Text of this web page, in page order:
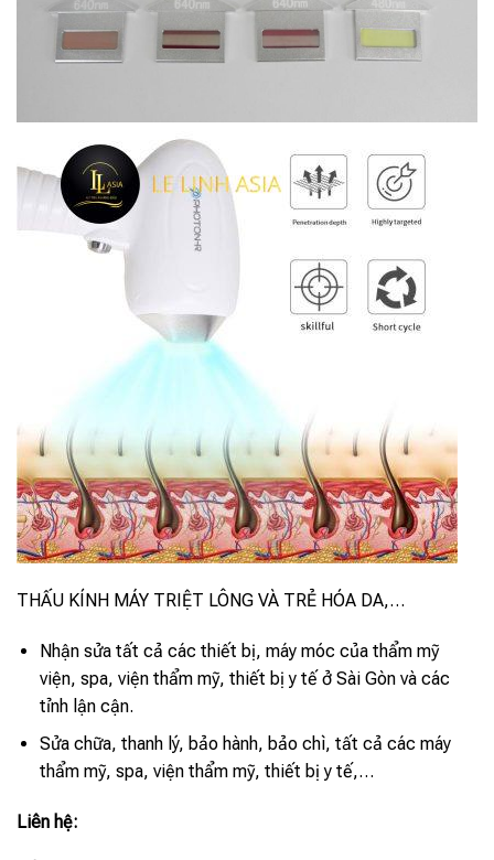
THẤU KÍNH MÁY TRIỆT LÔNG VÀ TRẺ HÓA DA,…
Nhận sửa tất cả các thiết bị, máy móc của thẩm mỹ
viện, spa, viện thẩm mỹ, thiết bị y tế ở Sài Gòn và các
tỉnh lận cận.
Sửa chữa, thanh lý, bảo hành, bảo chì, tất cả các máy
thẩm mỹ, spa, viện thẩm mỹ, thiết bị y tế,…
Liên hệ: